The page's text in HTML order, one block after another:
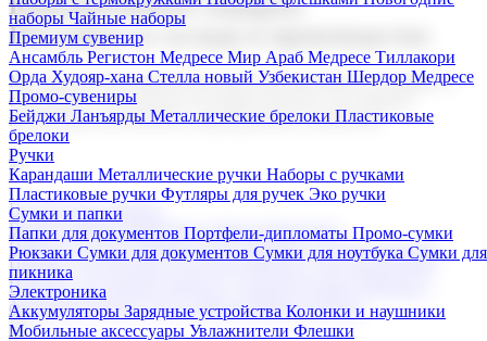
наборы Чайные наборы
Премиум сувенир
Ансамбль Регистон Медресе Мир Араб Медресе Тиллакори
Орда Худояр-хана Стелла новый Узбекистан Шердор Медресе
Промо-сувениры
Бейджи Ланъярды Металлические брелоки Пластиковые
брелоки
Ручки
Карандаши Металлические ручки Наборы с ручками
Пластиковые ручки Футляры для ручек Эко ручки
Сумки и папки
Папки для документов Портфели-дипломаты Промо-сумки
Рюкзаки Сумки для документов Сумки для ноутбука Сумки для
пикника
Электроника
Аккумуляторы Зарядные устройства Колонки и наушники
Мобильные аксессуары Увлажнители Флешки
Поставка со склада и производство
Мы предлагаем широкий выбор корпоративных подарков и
сувениров с логотипом. В нашем каталоге вы найдете
продукцию для бизнеса, мероприятия и клиентов.
Подарочные наборы
Бизнес наборыКофейные наборы Кошельки
Наборы из кожиНаборы ручекНаборы с аккумуляторами
Наборы с бутылками для воды
Наборы с ежедневниками
Наборы с кружками
флешкамиНовогодние наборыЧайные наборы